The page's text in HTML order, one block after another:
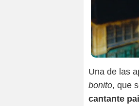
Una de las
bonito, que
cantante